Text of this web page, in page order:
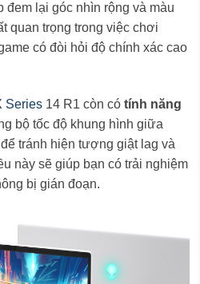
đem lại góc nhìn rộng và màu
quan trọng trong việc chơi
có đòi hỏi độ chính xác cao
Series 14 R1 còn có tính năng
bộ tốc độ khung hình giữa
để tránh hiện tượng giật lag và
này sẽ giúp bạn có trải nghiệm
bị gián đoạn.